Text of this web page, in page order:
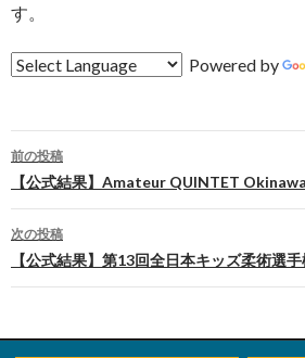
す。
Powered by
投
稿
ナ
ゲ
前の投稿
【公式結果】Amateur QUINTET
次の投稿
【公式結果】第13回全日本キッズ柔術選